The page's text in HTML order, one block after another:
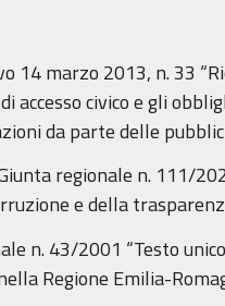
14 marzo 2013, n. 33
accesso civico e gli
da parte delle
regionale n. 111/
e della
n. 43/2001 “Testo
Regione Emilia-